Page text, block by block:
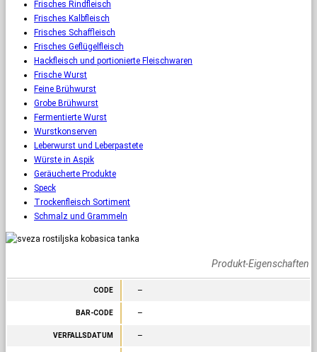
Frisches Rindfleisch
Frisches Kalbfleisch
Frisches Schaffleisch
Frisches Geflügelfleisch
Hackfleisch und portionierte Fleischwaren
Frische Wurst
Feine Brühwurst
Grobe Brühwurst
Fermentierte Wurst
Wurstkonserven
Leberwurst und Leberpastete
Würste in Aspik
Geräucherte Produkte
Speck
Trockenfleisch Sortiment
Schmalz und Grammeln
Produkt-Eigenschaften
CODE –
BAR-CODE –
VERFALLSDATUM –